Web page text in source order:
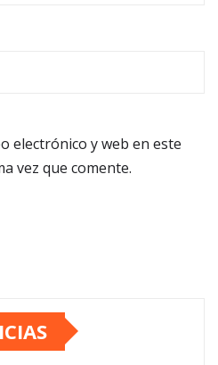
electrónico y web en este
vez que comente.